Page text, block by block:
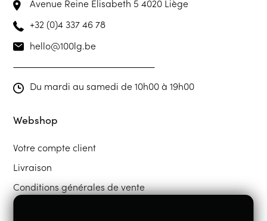
Avenue Reine Elisabeth 54020 Liège
+32 (0)4 337 46 78
hello@100lg.be
Du mardi au samedi de 10h00 à 19h00
Webshop
Votre compte client
Livraison
Conditions générales de vente